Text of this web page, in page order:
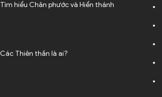
Tìm hiểu Chân phước và Hiển thánh
Các Thiên thần là ai?